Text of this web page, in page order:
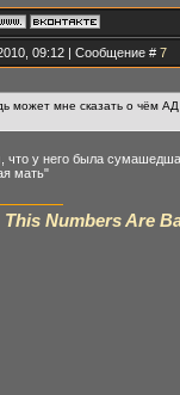
09:12 | Сообщение # 7
может мне сказать о чём АД
что у него была
мать"
This Numbers Are